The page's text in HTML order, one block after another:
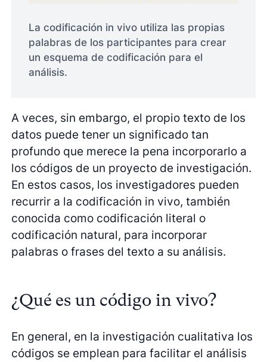
La codificación in vivo utiliza las propias
palabras de los participantes para crear
un esquema de codificación para el
análisis.
A veces, sin embargo, el propio texto de los
datos puede tener un significado tan
profundo que merece la pena incorporarlo a
los códigos de un proyecto de investigación.
En estos casos, los investigadores pueden
recurrir a la codificación in vivo, también
conocida como codificación literal o
codificación natural, para incorporar
palabras o frases del texto a su análisis.
¿Qué es un código in vivo?
En general, en la investigación cualitativa los
códigos se emplean para facilitar el análisis